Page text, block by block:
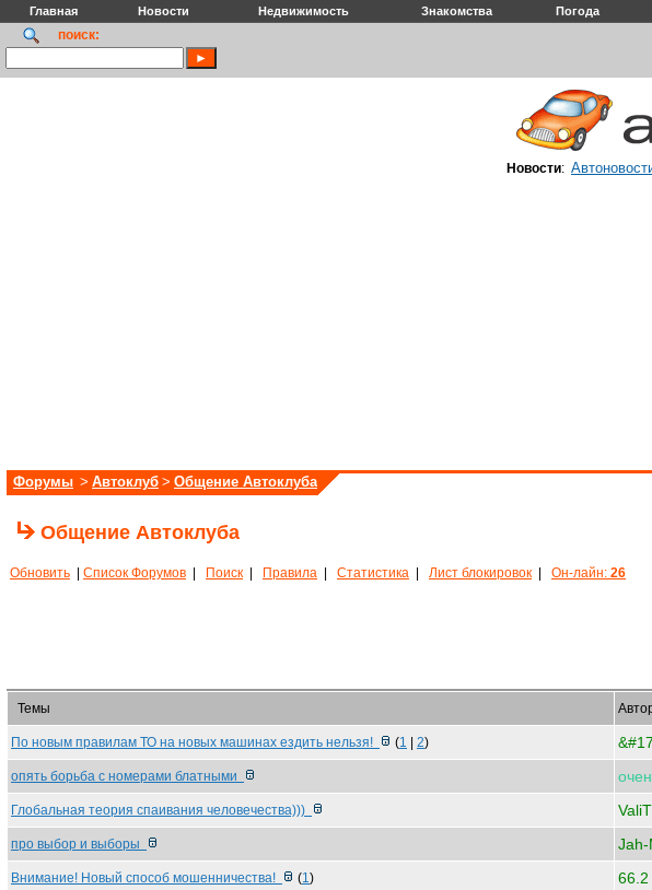
Главная Новости Недвижимость Знакомства Погода
поиск:
Новости:
Форумы > Автоклуб > Общение Автоклуба
Общение Автоклуба
Обновить Список Форумов Поиск Правила Статистика Лист блокировок Он-лайн: 26
Темы
По новым правилам ТО на новых машинах ездить нельзя! (1 2)
опять борьба с номерами блатными
Глобальная теория спаивания человечества))) ValiT
про выбор и выборы Jah-
Внимание! Новый способ мошенничества! (1) 66.2